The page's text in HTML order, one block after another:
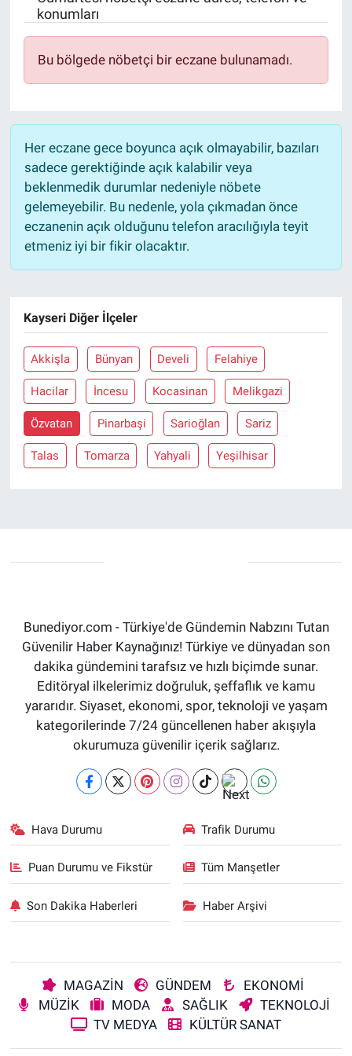
konumları
Bu bölgede nöbetçi bir eczane bulunamadı.
Her eczane gece boyunca açık olmayabilir, bazıları
sadece gerektiğinde açık kalabilir veya
beklenmedik durumlar nedeniyle nöbete
gelemeyebilir. Bu nedenle, yola çıkmadan önce
eczanenin açık olduğunu telefon aracılığıyla teyit
etmeniz iyi bir fikir olacaktır.
Kayseri Diğer İlçeler
Akkişla Bünyan Develi Felahiye
Hacilar İncesu Kocasinan Melikgazi
Özvatan Pinarbaşi Sarioğlan Sariz
Talas Tomarza Yahyali Yeşilhisar
Bunediyor.com - Türkiye'de Gündemin Nabzını Tutan
Güvenilir Haber Kaynağınız! Türkiye ve dünyadan son
dakika gündemini tarafsız ve hızlı biçimde sunar.
Editöryal ilkelerimiz doğruluk, şeffaflık ve kamu
yararıdır. Siyaset, ekonomi, spor, teknoloji ve yaşam
kategorilerinde 7/24 güncellenen haber akışıyla
okurumuza güvenilir içerik sağlarız.
Hava Durumu Trafik Durumu
Puan Durumu ve Fikstür Tüm Manşetler
Son Dakika Haberleri Haber Arşivi
MAGAZİN GÜNDEM
EKONOMİ
MÜZİK
MODA SAĞLIK
TEKNOLOJİ
TV MEDYA
KÜLTÜR SANAT
Spor
Tv Medya